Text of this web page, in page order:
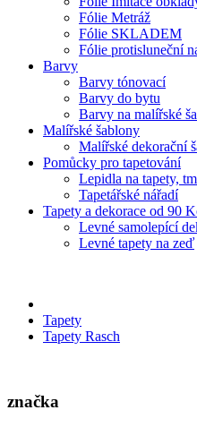
Fólie Metráž
Fólie SKLADEM
Fólie protisluneční
Barvy
Barvy tónovací
Barvy do bytu
Barvy na malířské
Malířské šablony
Malířské dekorační
Pomůcky pro tapetování
Lepidla na tapety,
Tapetářské nářadí
Tapety a dekorace od 90
Levné samolepící
Levné tapety na zeď
Tapety
Tapety Rasch
značka